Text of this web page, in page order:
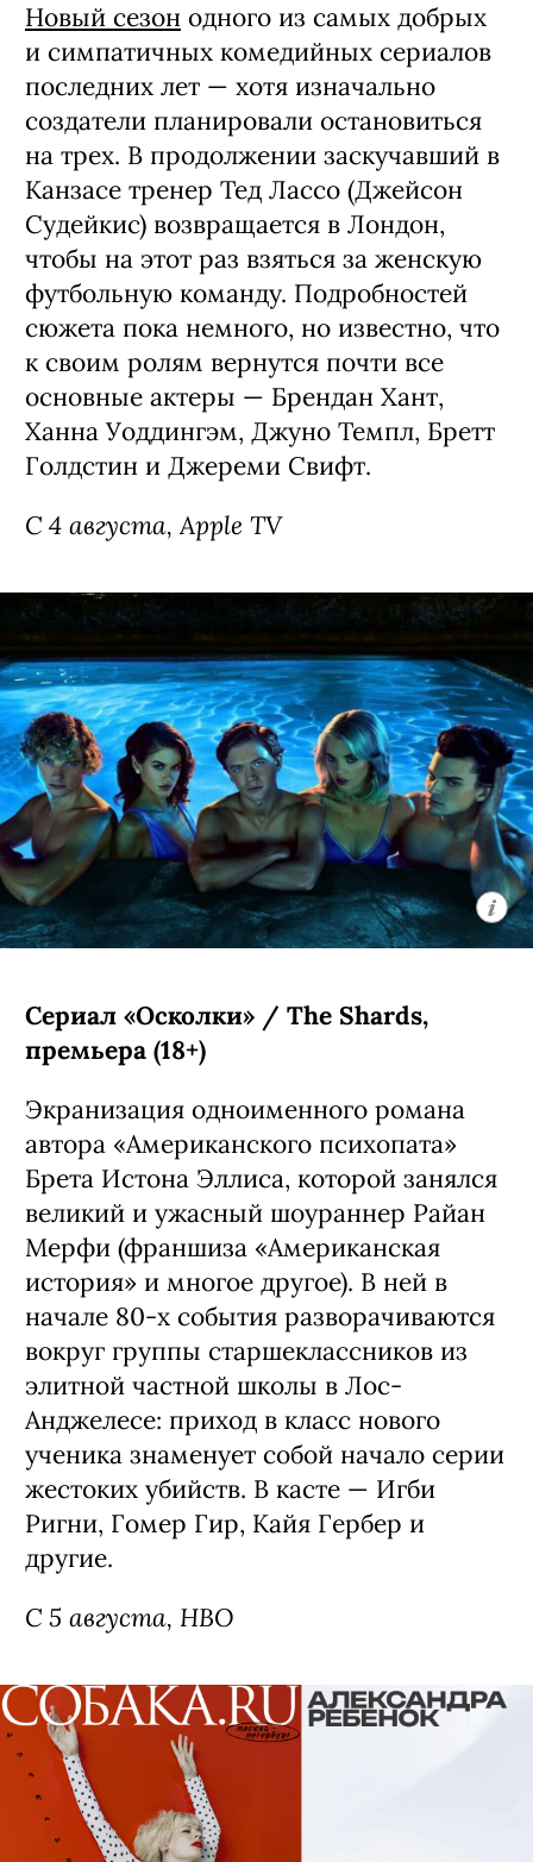
Новый сезон одного из самых добрых
и симпатичных комедийных сериалов
последних лет — хотя изначально
создатели планировали остановиться
на трех. В продолжении заскучавший в
Канзасе тренер Тед Лассо (Джейсон
Судейкис) возвращается в Лондон,
чтобы на этот раз взяться за женскую
футбольную команду. Подробностей
сюжета пока немного, но известно, что
к своим ролям вернутся почти все
основные актеры — Брендан Хант,
Ханна Уоддингэм, Джуно Темпл, Бретт
Голдстин и Джереми Свифт.
С 4 августа, Apple TV
Сериал «Осколки» / The Shards,
премьера (18+)
Экранизация одноименного романа
автора «Американского психопата»
Брета Истона Эллиса, которой занялся
великий и ужасный шоураннер Райан
Мерфи (франшиза «Американская
история» и многое другое). В ней в
начале 80-х события разворачиваются
вокруг группы старшеклассников из
элитной частной школы в Лос-
Анджелесе: приход в класс нового
ученика знаменует собой начало серии
жестоких убийств. В касте — Игби
Ригни, Гомер Гир, Кайя Гербер и
другие.
С 5 августа, HBO